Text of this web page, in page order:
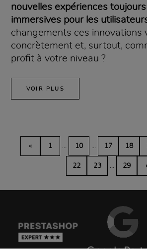
nouvelles expériences
immersives pour les
changements ces innovations
concrètement et, surtout,
profit à votre niveau ?
VOIR PLUS
« 1 … 10 … 17 18
22 23 … 29